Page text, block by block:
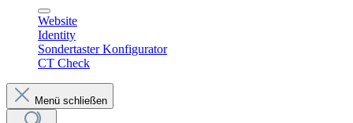
Website
Identity
Sondertaster Konfigurator
CT Check
Menü schließen